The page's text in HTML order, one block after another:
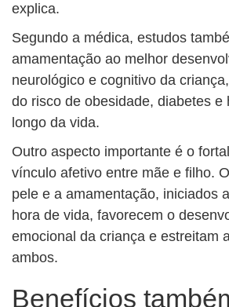
explica.
Segundo a médica, estudos
amamentação ao melhor
neurológico e cognitivo da
do risco de obesidade, diabetes e
longo da vida.
Outro aspecto importante é o
vínculo afetivo entre mãe e filho.
pele e a amamentação, iniciados
hora de vida, favorecem o
emocional da criança e estreitam
ambos.
Benefícios